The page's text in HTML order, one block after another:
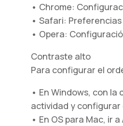
• Chrome:
• Safari:
• Opera:
Contraste alto
Para configurar el
• En Windows, con
actividad y
• En OS para Mac, ir